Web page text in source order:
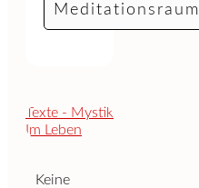
Meditationsraum
Keine